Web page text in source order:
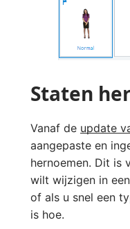
Staten
Vanaf de update
aangepaste en
hernoemen. Dit is
wilt wijzigen in
of als u snel een
is hoe.